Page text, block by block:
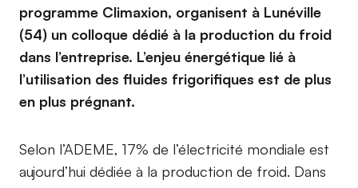
programme Climaxion, organisent à Lunéville
(54) un colloque dédié à la production du froid
dans l’entreprise. L’enjeu énergétique lié à
l’utilisation des fluides frigorifiques est de plus
en plus prégnant.
Selon l’ADEME, 17% de l’électricité mondiale est
aujourd’hui dédiée à la production de froid. Dans